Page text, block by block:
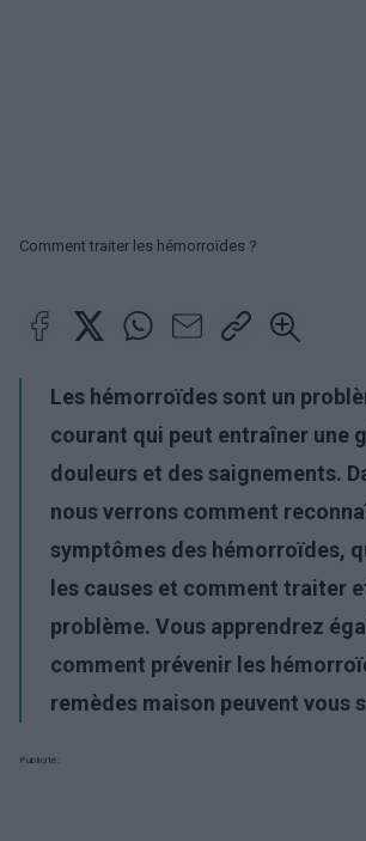
Comment traiter les hémorroïdes ?
Les hémorroïdes sont un
courant qui peut entraîner une
douleurs et des saignements.
nous verrons comment
symptômes des hémorroïdes,
les causes et comment traiter
problème. Vous apprendrez
comment prévenir les
remèdes maison peuvent vous
Publicité: